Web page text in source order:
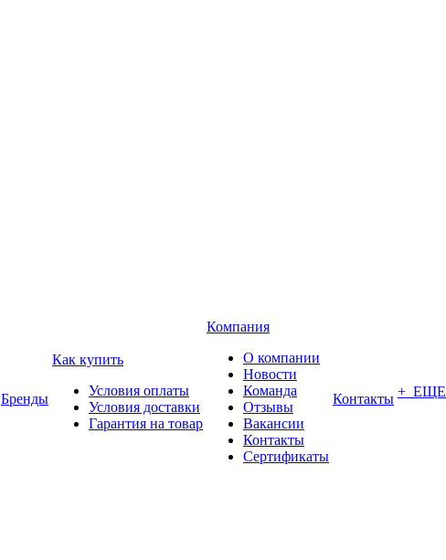
Бренды
Как купить
Условия оплаты
Условия доставки
Гарантия на товар
Компания
О компании
Новости
Команда
Отзывы
Вакансии
Контакты
Сертификаты
Контакты + ЕЩЕ